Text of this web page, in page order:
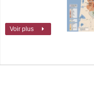
Voir plus